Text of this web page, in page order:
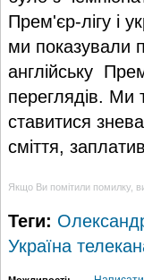
Прем'єр-лігу і
ми показували
англійську
переглядів. Ми
ставитися
сміття,
Якщо Ви помітили помилку,
Теги:
Україна